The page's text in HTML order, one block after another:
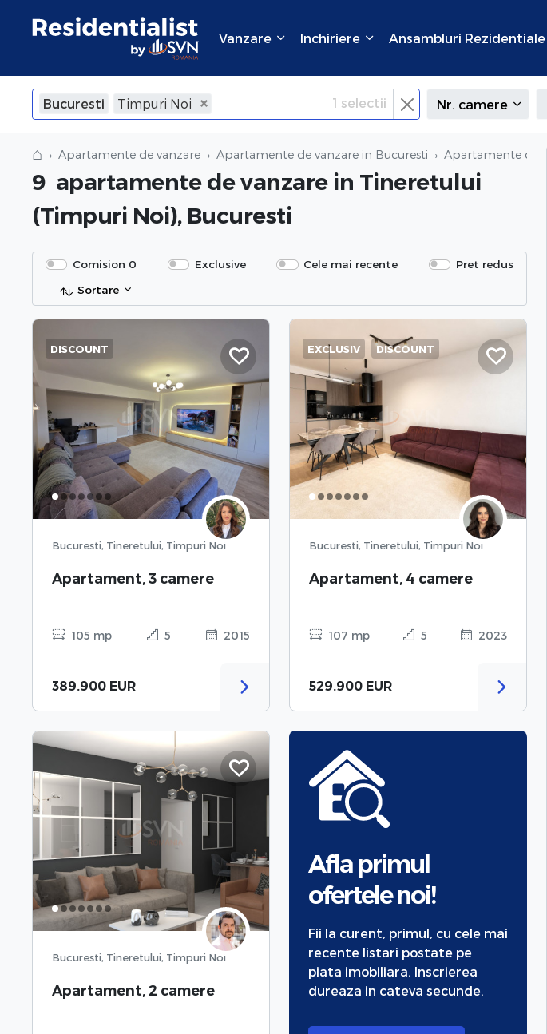
Vanzare Inchiriere Ansambluri Rezidentiale
Bucuresti Timpuri Noi
×Inchide
1 selectii Nr. camere
⌂ Apartamente de vanzare Apartamente de vanzare in Bucuresti Apartamente de
9 apartamente de vanzare in Tineretului
(Timpuri Noi), Bucuresti
Comision 0 Exclusive Cele mai recente
Pret redus
Sortare
DISCOUNT
Bucuresti, Tineretului, Timpuri Noi
Apartament, 3 camere
105 mp 5 2015
389.900 EUR
EXCLUSIV DISCOUNT
Bucuresti, Tineretului, Timpuri Noi
Apartament, 4 camere
107 mp 5 2023
529.900 EUR
Bucuresti, Tineretului, Timpuri Noi
Apartament, 2 camere
Afla primul
ofertele noi!
Fii la curent, primul, cu cele mai
recente listari postate pe
piata imobiliara. Inscrierea
dureaza in cateva secunde.